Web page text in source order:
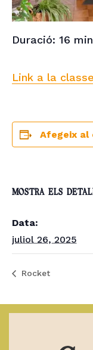
Duració: 16
Link a la classe
Afegeix al
MOSTRA ELS
Data:
juliol 26, 2025
Rocket